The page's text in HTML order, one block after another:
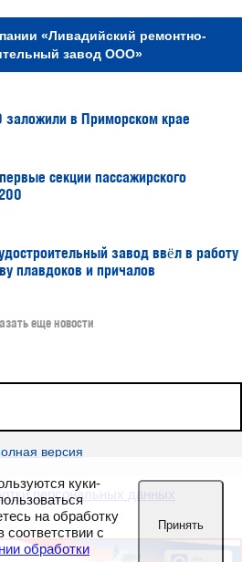
«Ливадийский ремонтно-
завод ООО»
заложили в Приморском крае
секции пассажирского
завод ввёл в работу
плавдоков и причалов
еще новости
версия
персональных данных
куки-
на обработку
с
обработки
Принять